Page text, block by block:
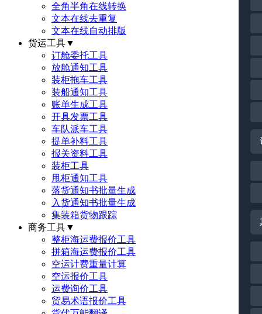
全角半角在线转换
文本在线去重复
文本在线自动排版
货运工具▼
订舱委托工具
放舱通知工具
装柜拖车工具
装船通知工具
账单生成工具
开具发票工具
车队派车工具
提单补料工具
报关资料工具
装柜工具
甩柜通知工具
落货通知书批量生成
入货通知书批量生成
集装箱货物跟踪
商务工具▼
整柜海运费报价工具
拼箱海运费报价工具
空运计费重量计算
空运报价工具
运费询价工具
贸易术语报价工具